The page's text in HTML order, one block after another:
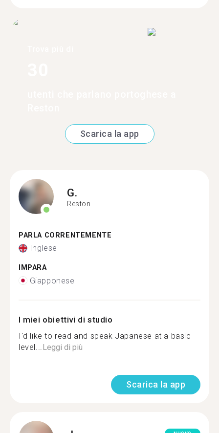
Scarica la app
G.
Reston
PARLA CORRENTEMENTE
Inglese
IMPARA
Giapponese
I miei obiettivi di studio
I'd like to read and speak Japanese at a basic
level... Leggi di più
Scarica la app